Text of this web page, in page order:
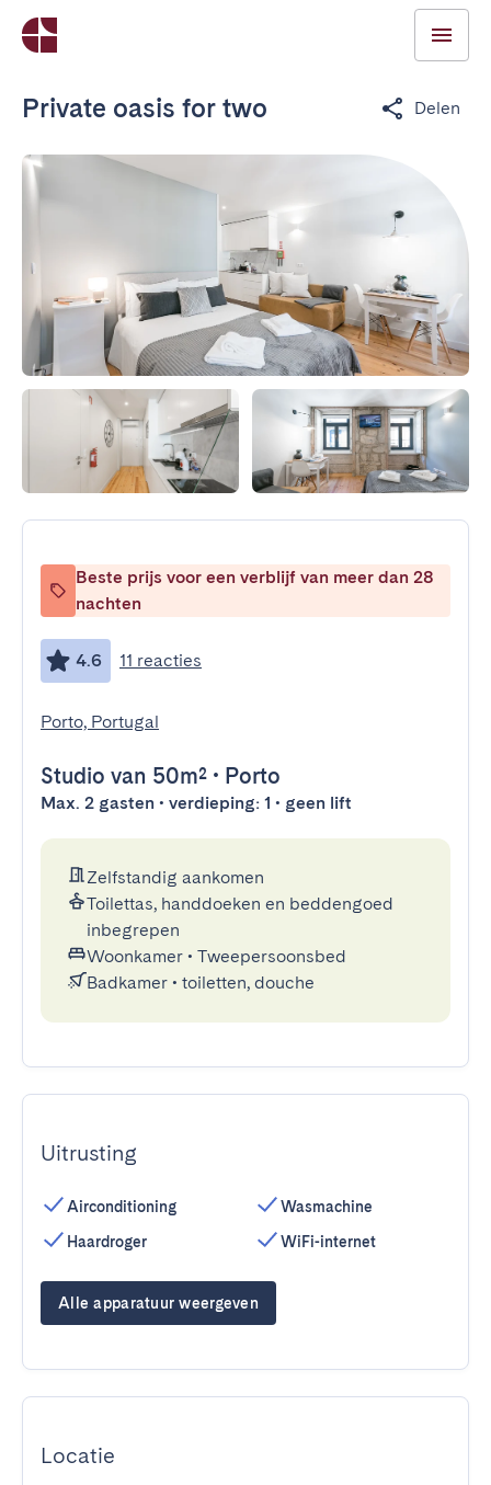
Private oasis for two Delen
Beste prijs voor een verblijf van meer dan 28
nachten
4.6 11 reacties
Porto, Portugal
Studio van 50m² • Porto
Max. 2 gasten • verdieping: 1 • geen lift
Zelfstandig aankomen
Toilettas, handdoeken en beddengoed
inbegrepen
Woonkamer • Tweepersoonsbed
Badkamer • toiletten, douche
Uitrusting
Airconditioning
Haardroger
Wasmachine
WiFi-internet
Alle apparatuur weergeven
Locatie